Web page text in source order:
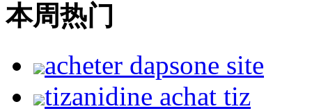
本周热门
acheter dapsone site
tizanidine achat tiz